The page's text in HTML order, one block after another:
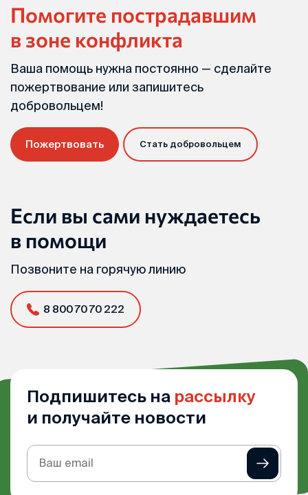
Помогите пострадавшим
в зоне конфликта
Ваша помощь нужна постоянно — сделайте
пожертвование или запишитесь
добровольцем!
Пожертвовать Стать добровольцем
Если вы сами нуждаетесь
в помощи
Позвоните на горячую линию
8 800 70 70 222
Подпишитесь на рассылку
и получайте новости
Подписка
на